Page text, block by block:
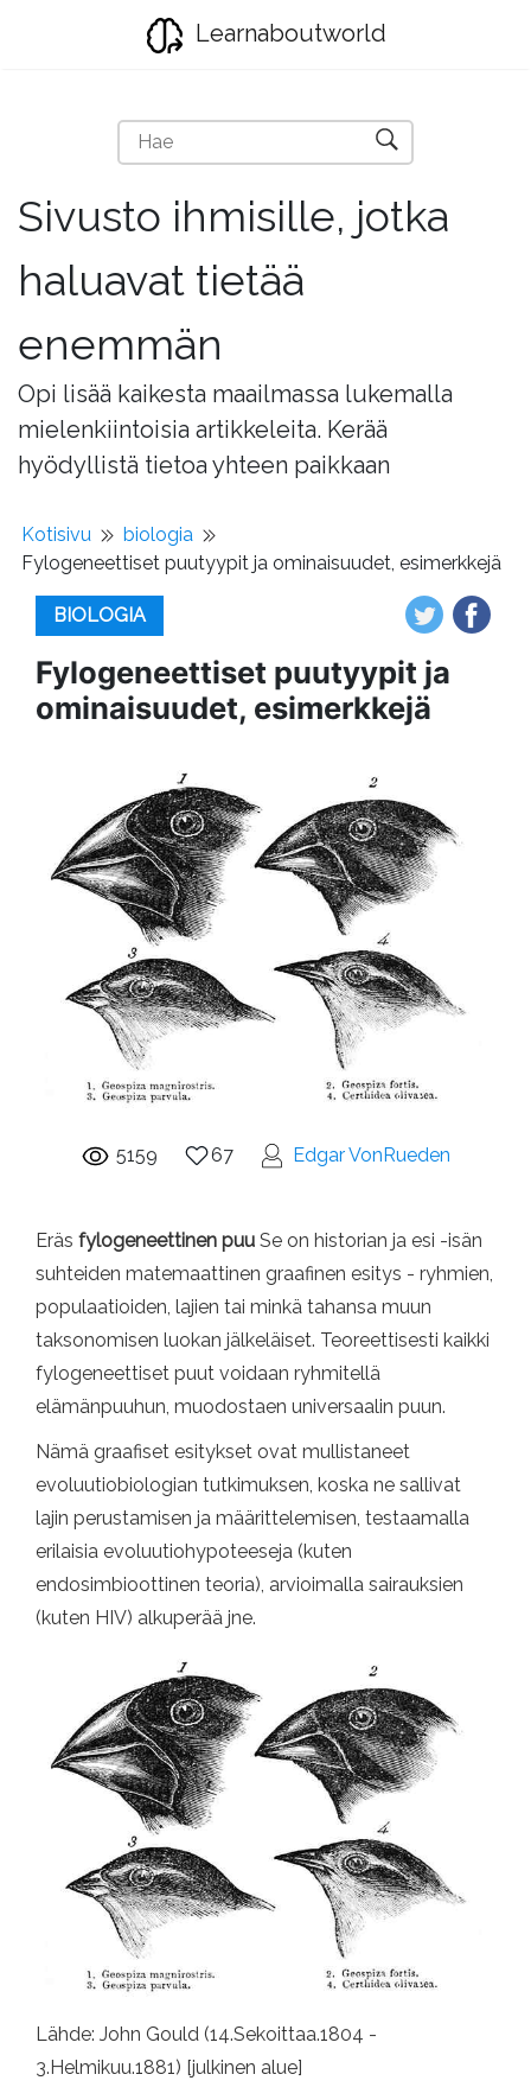
Learnaboutworld
Sivusto ihmisille, jotka
haluavat tietää
enemmän
Opi lisää kaikesta maailmassa lukemalla
mielenkiintoisia artikkeleita. Kerää
hyödyllistä tietoa yhteen paikkaan
Kotisivu
biologia
Fylogeneettiset puutyypit ja ominaisuudet, esimerkkejä
BIOLOGIA
Fylogeneettiset puutyypit ja
ominaisuudet, esimerkkejä
5159 67 Edgar VonRueden
Eräs fylogeneettinen puu Se on historian ja esi -isän
suhteiden matemaattinen graafinen esitys - ryhmien,
populaatioiden, lajien tai minkä tahansa muun
taksonomisen luokan jälkeläiset. Teoreettisesti kaikki
fylogeneettiset puut voidaan ryhmitellä
elämänpuuhun, muodostaen universaalin puun.
Nämä graafiset esitykset ovat mullistaneet
evoluutiobiologian tutkimuksen, koska ne sallivat
lajin perustamisen ja määrittelemisen, testaamalla
erilaisia ​​evoluutiohypoteeseja (kuten
endosimbioottinen teoria), arvioimalla sairauksien
(kuten HIV) alkuperää jne.
Lähde: John Gould (14.Sekoittaa.1804 -
3.Helmikuu.1881) [julkinen alue]